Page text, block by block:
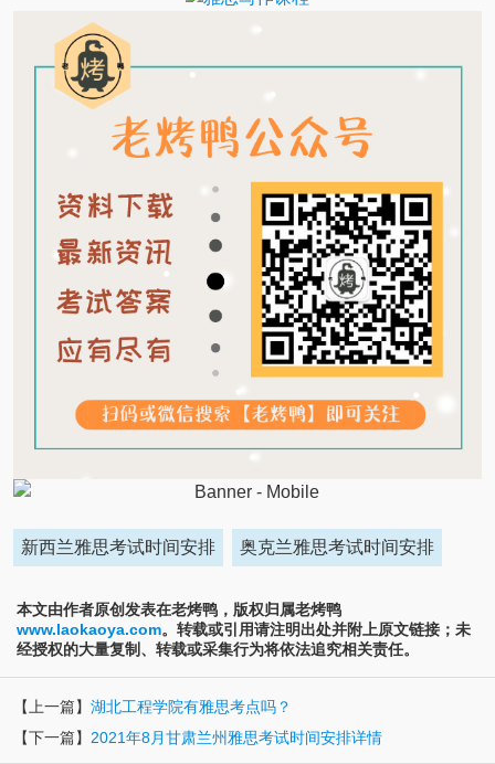
新西兰雅思考试时间安排 奥克兰雅思考试时间安排
本文由作者原创发表在老烤鸭，版权归属老烤鸭
www.laokaoya.com。转载或引用请注明出处并附上原文链接；未
经授权的大量复制、转载或采集行为将依法追究相关责任。
【上一篇】 湖北工程学院有雅思考点吗？
【下一篇】 2021年8月甘肃兰州雅思考试时间安排详情